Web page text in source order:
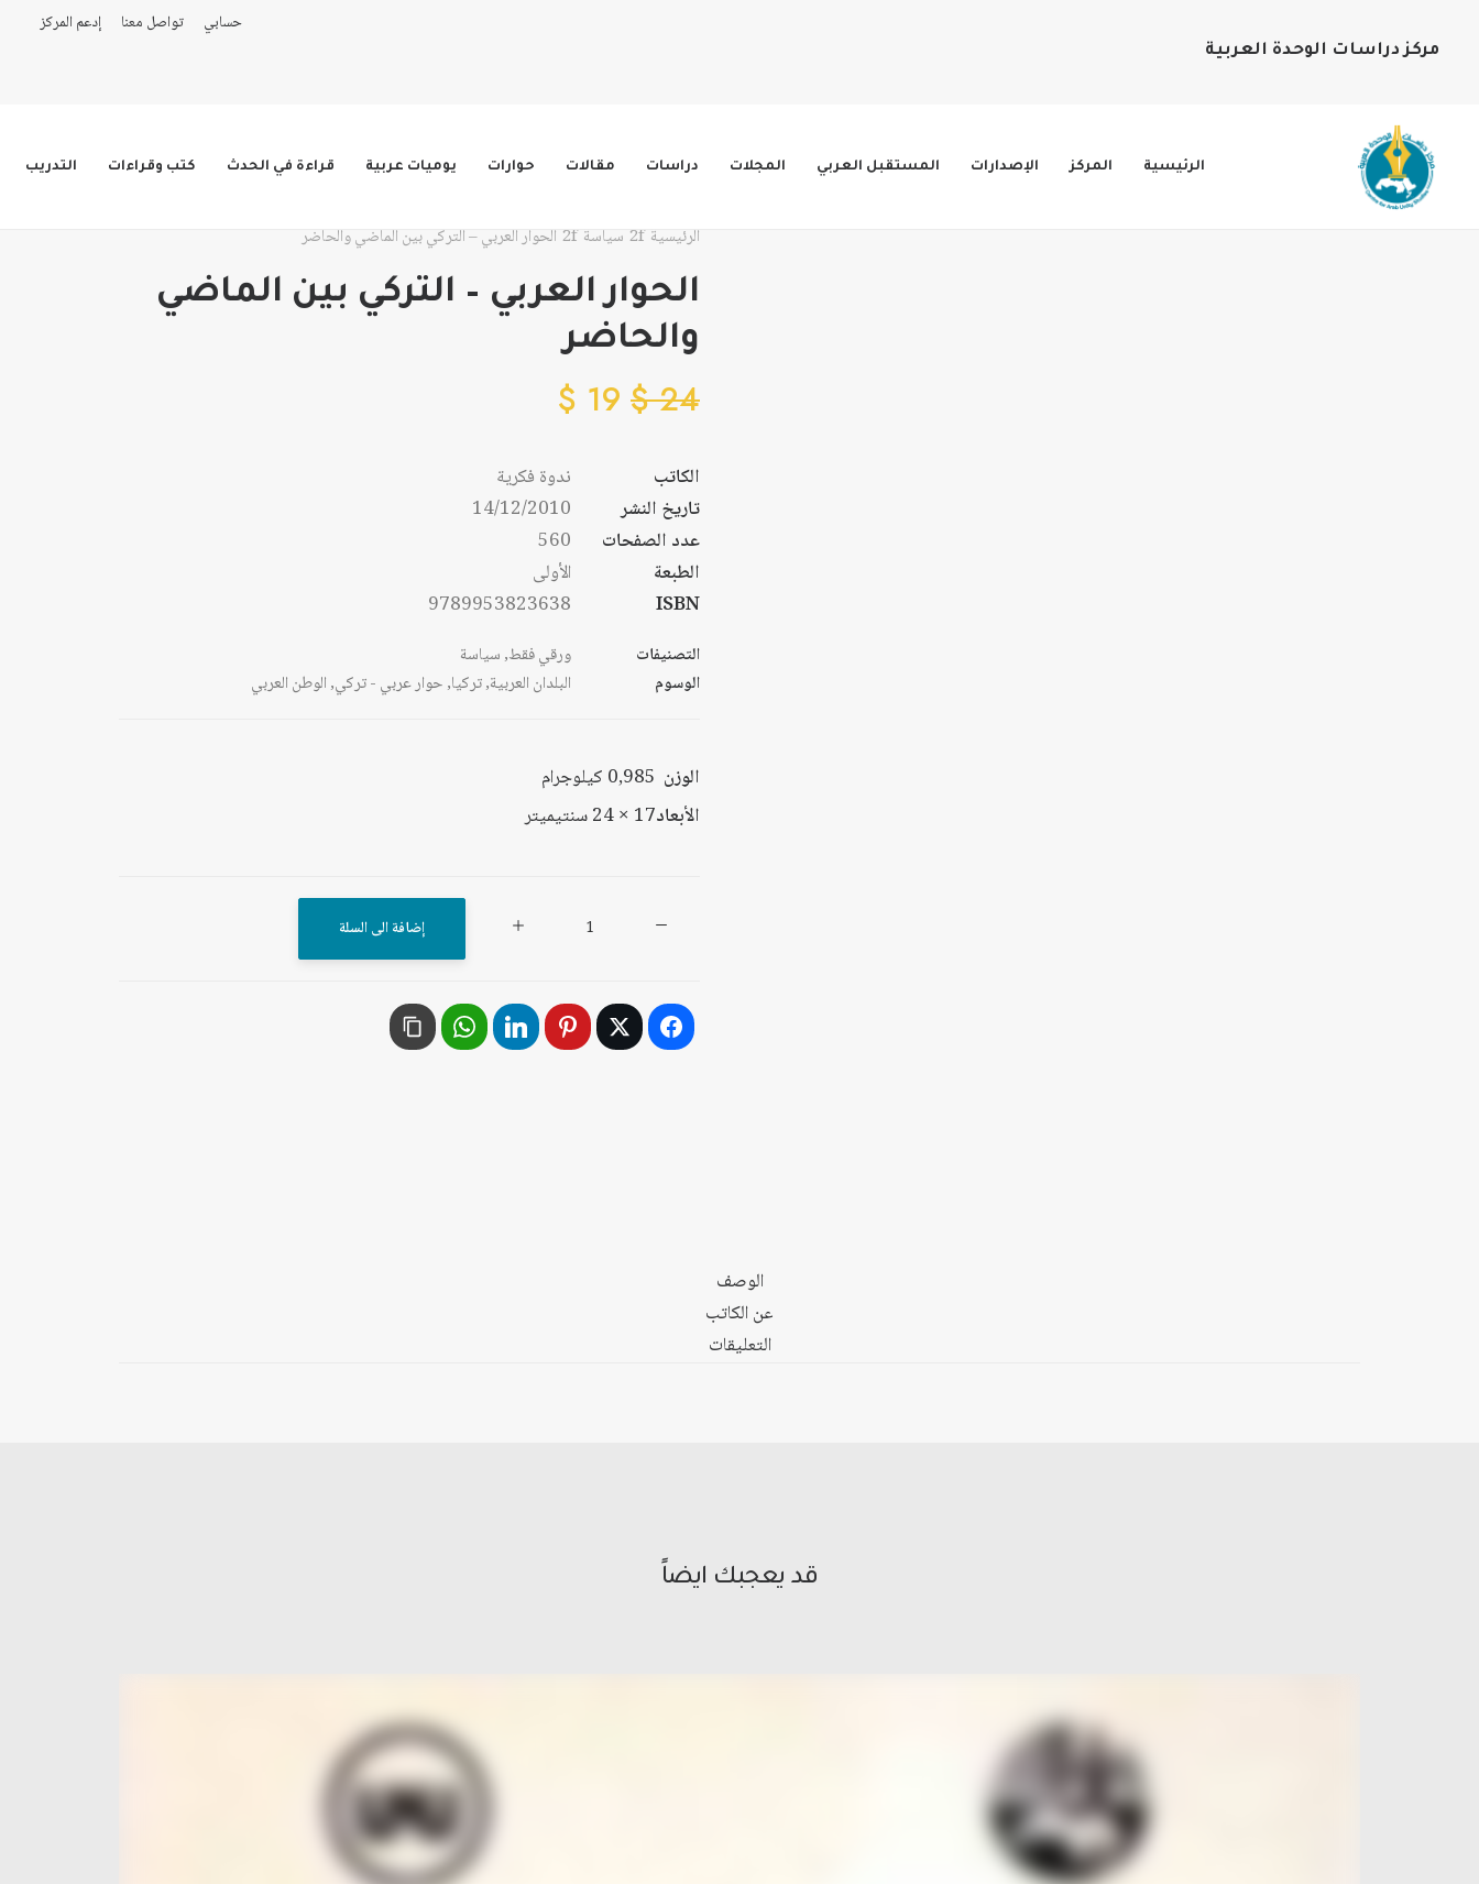
مركز دراسات الوحدة العربية
حسابي تواصل معنا إدعم المركز
الرئيسية المركز الإصدارات المستقبل العربي المجلات دراسات مقالات حوارات يوميات عربية قراءة في الحدث كتب وقراءات التدريب
الرئيسية سياسة الحوار العربي – التركي بين الماضي والحاضر
الحوار العربي – التركي بين الماضي
والحاضر
24
$
19
$
الكاتب
ندوة فكرية
تاريخ النشر
14/12/2010
عدد الصفحات
560
الطبعة
الأولى
ISBN
9789953823638
التصنيفات ورقي فقط,سياسة
الوسوم
البلدان العربية,تركيا,حوار عربي - تركي,الوطن العربي
الوزن 0,985 كيلوجرام
الأبعاد17 × 24 سنتيميتر
التركي
إضافة الى السلة
الوصف
عن الكاتب
التعليقات
قد يعجبك ايضاً